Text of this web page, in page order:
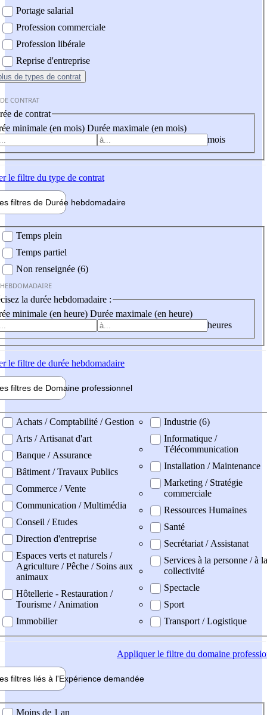
Portage salarial
Profession commerciale
Profession libérale
Reprise d'entreprise
de types de contrat
CONTRAT
de contrat
minimale (en mois) Durée maximale (en mois)
mois
le filtre du type de contrat
filtres de Durée hebdomadaire
Temps plein
Temps partiel
Non renseignée (6)
la durée hebdomadaire :
minimale (en heure) Durée maximale (en heure)
heures
le filtre de durée hebdomadaire
filtres de Domaine professionnel
professionel
Achats / Comptabilité / Gestion
Arts / Artisanat d'art
Banque / Assurance
Bâtiment / Travaux Publics
Commerce / Vente
Communication / Multimédia
Conseil / Etudes
Direction d'entreprise
Espaces verts et naturels /
Agriculture / Pêche / Soins aux
animaux
Hôtellerie - Restauration /
Tourisme / Animation
Immobilier
Industrie (6)
Informatique /
Télécommunication
Installation / Maintenance
Marketing / Stratégie
commerciale
Ressources Humaines
Santé
Secrétariat / Assistanat
Services à la personne / à la
collectivité
Spectacle
Sport
Transport / Logistique
Appliquerle filtre du domaine
filtres liés à l'Expérience demandée
demandée
Moins de 1 an